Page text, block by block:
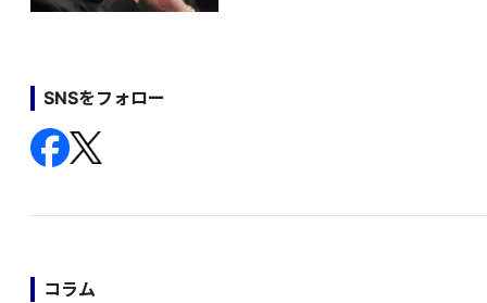
SNSをフォロー
コラム